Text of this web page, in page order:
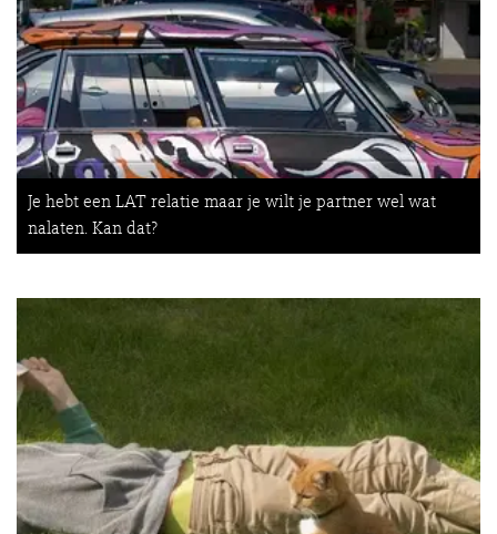
Je hebt een LAT relatie maar je wilt je partner wel wat
nalaten. Kan dat?